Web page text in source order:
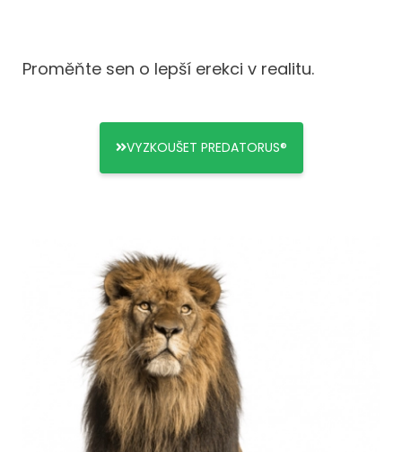
Proměňte sen o lepší erekci v realitu.
VYZKOUŠET PREDATORUS®